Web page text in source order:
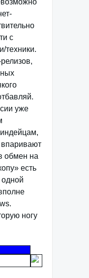
с
техники.
уже
обмен на
есть
ногу